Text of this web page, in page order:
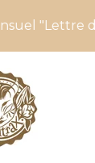
gobelin" sur